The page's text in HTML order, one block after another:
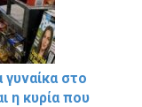
στο
η κυρία που